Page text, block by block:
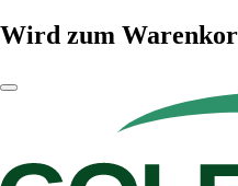
Wird zum